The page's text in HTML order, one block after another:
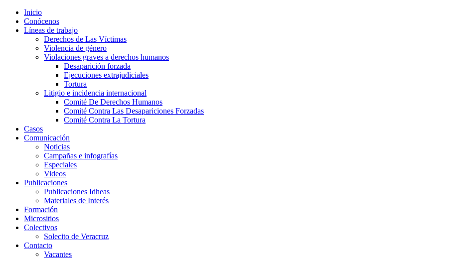
Inicio
Conócenos
Líneas de trabajo
Derechos de Las Víctimas
Violencia de género
Violaciones graves a derechos humanos
Desaparición forzada​
Ejecuciones extrajudiciales
Tortura
Litigio e incidencia internacional
Comité De Derechos Humanos​
Comité Contra Las Desapariciones Forzadas
Comité Contra La Tortura​
Casos
Comunicación
Noticias
Campañas e infografías
Especiales
Videos
Publicaciones
Publicaciones Idheas
Materiales de Interés
Formación
Micrositios
Colectivos
Solecito de Veracruz
Contacto
Vacantes